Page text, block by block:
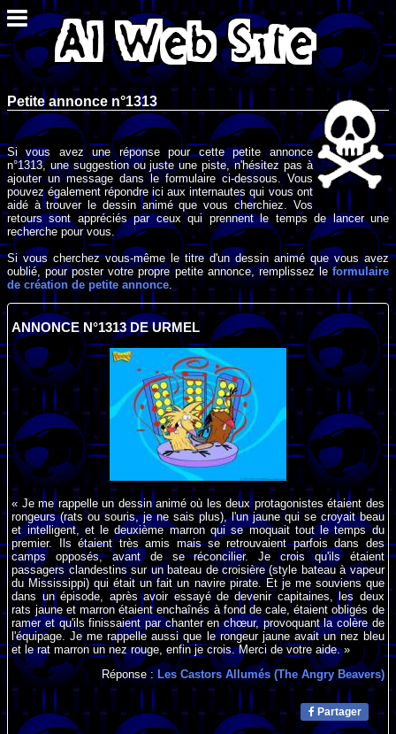
Petite annonce n°1313
Si vous avez une réponse pour cette petite annonce
n°1313, une suggestion ou juste une piste, n'hésitez pas à
ajouter un message dans le formulaire ci-dessous. Vous
pouvez également répondre ici aux internautes qui vous ont
aidé à trouver le dessin animé que vous cherchiez. Vos
retours sont appréciés par ceux qui prennent le temps de lancer une
recherche pour vous.
Si vous cherchez vous-même le titre d'un dessin animé que vous avez
oublié, pour poster votre propre petite annonce, remplissez leformulaire
de création de petite annonce .
ANNONCE N°1313 DE URMEL
« Je me rappelle un dessin animé où les deux protagonistes étaient des
rongeurs (rats ou souris, je ne sais plus), l'un jaune qui se croyait beau
et intelligent, et le deuxième marron qui se moquait tout le temps du
premier. Ils étaient très amis mais se retrouvaient parfois dans des
camps opposés, avant de se réconcilier. Je crois qu'ils étaient
passagers clandestins sur un bateau de croisière (style bateau à vapeur
du Mississippi) qui était un fait un navire pirate. Et je me souviens que
dans un épisode, après avoir essayé de devenir capitaines, les deux
rats jaune et marron étaient enchaînés à fond de cale, étaient obligés de
ramer et qu'ils finissaient par chanter en chœur, provoquant la colère de
l'équipage. Je me rappelle aussi que le rongeur jaune avait un nez bleu
et le rat marron un nez rouge, enfin je crois. Merci de votre aide. »
Réponse :Les Castors Allumés (The Angry Beavers)
Partager